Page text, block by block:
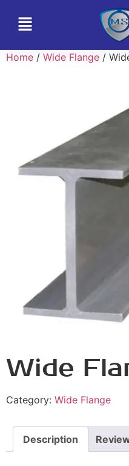
Home / Wide Flange /
Wide
Category: Wide Flange
Description